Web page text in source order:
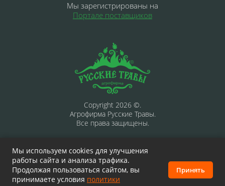
Copyright 2026 ©.
Агрофирма Русские Травы.
Все права защищены.
Мы зарегистрированы на
Портале поставщиков
Информация на сайте носит ознакомительный характер и
не является публичной офертой, определяемой
Мы используем cookies для улучшения
работы сайта и анализа трафика.
Продолжая пользоваться сайтом, вы
принимаете условия политики
Принять